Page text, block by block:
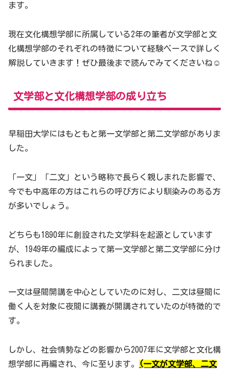
ます。
現在文化構想学部に所属している2年の筆者が文学部と文
化構想学部のそれぞれの特徴について経験ベースで詳しく
解説していきます！ぜひ最後まで読んでみてくださいね☺
文学部と文化構想学部の成り立ち
早稲田大学にはもともと第一文学部と第二文学部がありま
した。
「一文」「二文」という略称で長らく親しまれた影響で、
今でも中高年の方はこれらの呼び方により馴染みのある方
が多いでしょう。
どちらも1890年に創設された文学科を起源としています
が、1949年の編成によって第一文学部と第二文学部に分け
られました。
一文は昼間開講を中心としていたのに対し、二文は昼間に
働く人を対象に夜間に講義が開講されていたのが特徴的で
す。
しかし、社会情勢などの影響から2007年に文学部と文化構
想学部に再編され、今に至ります。
(一文が文学部、二文